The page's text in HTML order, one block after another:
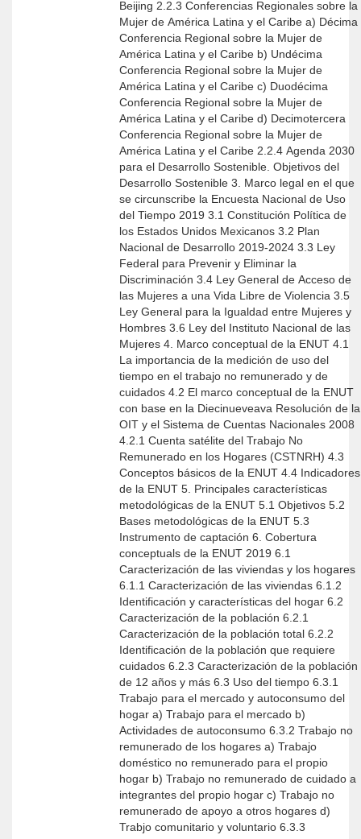
Beijing 2.2.3 Conferencias Regionales sobre la
Mujer de América Latina y el Caribe a) Décima
Conferencia Regional sobre la Mujer de
América Latina y el Caribe b) Undécima
Conferencia Regional sobre la Mujer de
América Latina y el Caribe c) Duodécima
Conferencia Regional sobre la Mujer de
América Latina y el Caribe d) Decimotercera
Conferencia Regional sobre la Mujer de
América Latina y el Caribe 2.2.4 Agenda 2030
para el Desarrollo Sostenible. Objetivos del
Desarrollo Sostenible 3. Marco legal en el que
se circunscribe la Encuesta Nacional de Uso
del Tiempo 2019 3.1 Constitución Política de
los Estados Unidos Mexicanos 3.2 Plan
Nacional de Desarrollo 2019-2024 3.3 Ley
Federal para Prevenir y Eliminar la
Discriminación 3.4 Ley General de Acceso de
las Mujeres a una Vida Libre de Violencia 3.5
Ley General para la Igualdad entre Mujeres y
Hombres 3.6 Ley del Instituto Nacional de las
Mujeres 4. Marco conceptual de la ENUT 4.1
La importancia de la medición de uso del
tiempo en el trabajo no remunerado y de
cuidados 4.2 El marco conceptual de la ENUT
con base en la Diecinueveava Resolución de la
OIT y el Sistema de Cuentas Nacionales 2008
4.2.1 Cuenta satélite del Trabajo No
Remunerado en los Hogares (CSTNRH) 4.3
Conceptos básicos de la ENUT 4.4 Indicadores
de la ENUT 5. Principales características
metodológicas de la ENUT 5.1 Objetivos 5.2
Bases metodológicas de la ENUT 5.3
Instrumento de captación 6. Cobertura
conceptuals de la ENUT 2019 6.1
Caracterización de las viviendas y los hogares
6.1.1 Caracterización de las viviendas 6.1.2
Identificación y características del hogar 6.2
Caracterización de la población 6.2.1
Caracterización de la población total 6.2.2
Identificación de la población que requiere
cuidados 6.2.3 Caracterización de la población
de 12 años y más 6.3 Uso del tiempo 6.3.1
Trabajo para el mercado y autoconsumo del
hogar a) Trabajo para el mercado b)
Actividades de autoconsumo 6.3.2 Trabajo no
remunerado de los hogares a) Trabajo
doméstico no remunerado para el propio
hogar b) Trabajo no remunerado de cuidado a
integrantes del propio hogar c) Trabajo no
remunerado de apoyo a otros hogares d)
Trabjo comunitario y voluntario 6.3.3